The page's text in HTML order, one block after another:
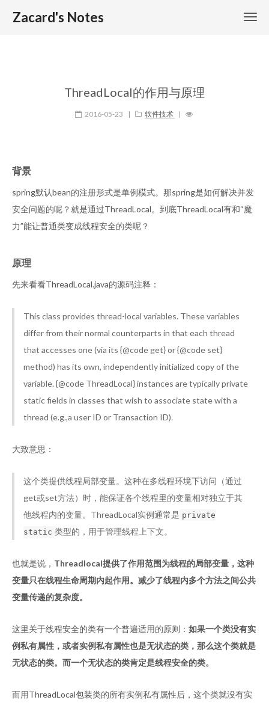
Zacard's Notes
ThreadLocal的作用与原理
2016-05-23 | 软件技术 |
背景
spring默认bean的注册形式是单例模式。那spring是如何解决并发
安全问题的呢？就是通过ThreadLocal。到底ThreadLocal有和“魔
力”能让普通类变成线程安全的类呢？
原理
先来看看ThreadLocal.java的源码注释：
This class provides thread-local variables. These variables
differ from their normal counterparts in that each thread
that accesses one (via its {@code get} or {@code set}
method) has its own, independently initialized copy of the
variable. {@code ThreadLocal} instances are typically private
static fields in classes that wish to associate state with a
thread (e.g.,a user ID or Transaction ID).
大致意思：
这个类提供线程局部变量。这种在多线程环境下访问（通过
get或set方法）时，能保证各个线程里的变量相对独立于其
他线程内的变量。ThreadLocal实例通常是 private
static 类型的，用于管理线程上下文。
也就是说， Threadlocal提供了作用范围为线程的局部变量，这种
变量只在线程生命周期内起作用。减少了线程内多个方法之间公共
变量传递的复杂度。
这里关于线程安全的类有一个普遍适用的原则： 如果一个类没有实
例私有属性，或者实例私有属性也是无状态的类，那么这个类就是
无状态的类。而一个无状态的类肯定是线程安全的类。
而用ThreadLocal包装类的所有实例私有属性后，这个类就没有实